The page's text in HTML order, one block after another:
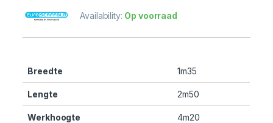
Availability: Op voorraad
Breedte 1m35
Lengte 2m50
Werkhoogte 4m20